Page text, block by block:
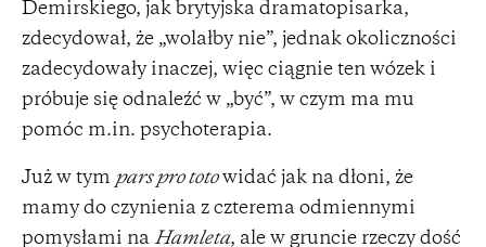
Demirskiego, jak brytyjska dramatopisarka,
zdecydował, że „wolałby nie”, jednak okoliczności
zadecydowały inaczej, więc ciągnie ten wózek i
próbuje się odnaleźć w „być”, w czym ma mu
pomóc m.in. psychoterapia.
Już w tym pars pro totowidać jak na dłoni, że
mamy do czynienia z czterema odmiennymi
pomysłami na Hamleta, ale w gruncie rzeczy dość